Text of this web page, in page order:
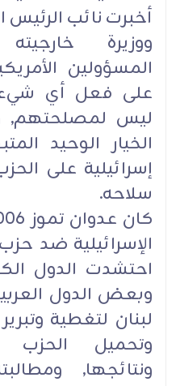
أخبرت نائب الرئيس
ووزيرة
المسؤولين
على فعل أي
ليس لمصلحتهم,
الخيار الوحيد
إسرائيلية على
سلاحه.
الإسرائيلية ضد
احتشدت الدول
لبنان لتغطية
وتحميل الحزب
ونتائجها,